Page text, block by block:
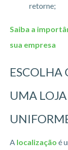
retorne;
Saiba a
sua empresa
ESCOLHA
UMA
A localização é